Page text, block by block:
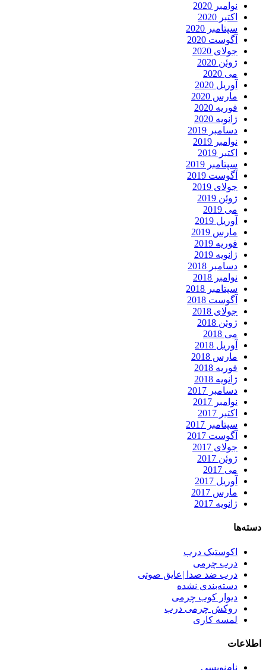
نوامبر 2020
اکتبر 2020
سپتامبر 2020
آگوست 2020
جولای 2020
ژوئن 2020
می 2020
آوریل 2020
مارس 2020
فوریه 2020
ژانویه 2020
دسامبر 2019
نوامبر 2019
اکتبر 2019
سپتامبر 2019
آگوست 2019
جولای 2019
ژوئن 2019
می 2019
آوریل 2019
مارس 2019
فوریه 2019
ژانویه 2019
دسامبر 2018
نوامبر 2018
سپتامبر 2018
آگوست 2018
جولای 2018
ژوئن 2018
می 2018
آوریل 2018
مارس 2018
فوریه 2018
ژانویه 2018
دسامبر 2017
نوامبر 2017
اکتبر 2017
سپتامبر 2017
آگوست 2017
جولای 2017
ژوئن 2017
می 2017
آوریل 2017
مارس 2017
ژانویه 2017
دسته‌ها
اکوستیک درب
درب چرمی
درب ضد صدا |عایق صوتی
دسته‌بندی نشده
دیوار کوب چرمی
روکش چرمی درب
لمسه کاری
اطلاعات
نام‌نویسی